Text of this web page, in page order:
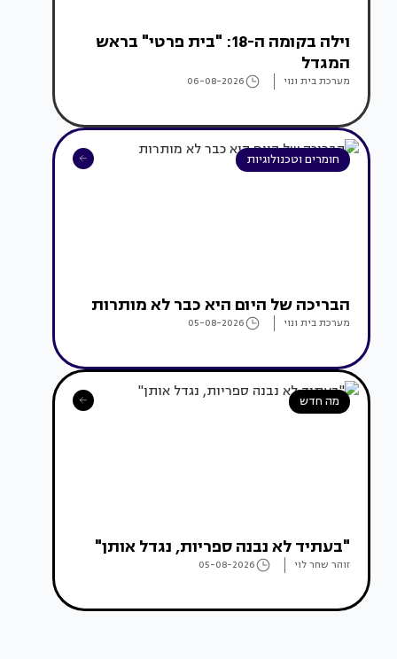
וילה בקומה ה-18: "בית פרטי" בראש
המגדל
מערכת בית ונוי 06-08-2026
חומרים וטכנולוגיות
הבריכה של היום היא כבר לא מותרות
מערכת בית ונוי 05-08-2026
מה חדש
"בעתיד לא נבנה ספריות, נגדל אותן"
זוהר שחר לוי 05-08-2026